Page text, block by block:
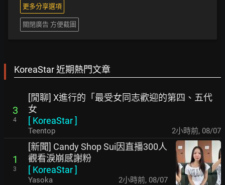
更多分享選項
關閉廣告 方便截圖
KoreaStar 近期熱門文章
3
4
[閒聊] X進行的「最受女同志歡迎的第四、五代
女
[ KoreaStar]
Teentop 2小時前, 08/07
1
3
[新聞] Candy Shop Sui因直播300人
觀看淚崩感謝粉
[ KoreaStar]
Yasoka 2小時前, 08/07